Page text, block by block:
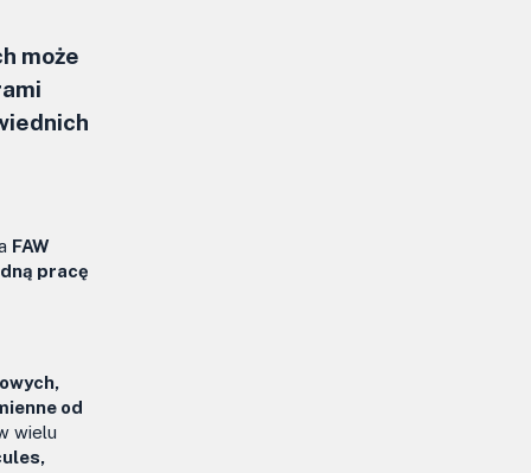
może
FAW
pracę
od
wielu